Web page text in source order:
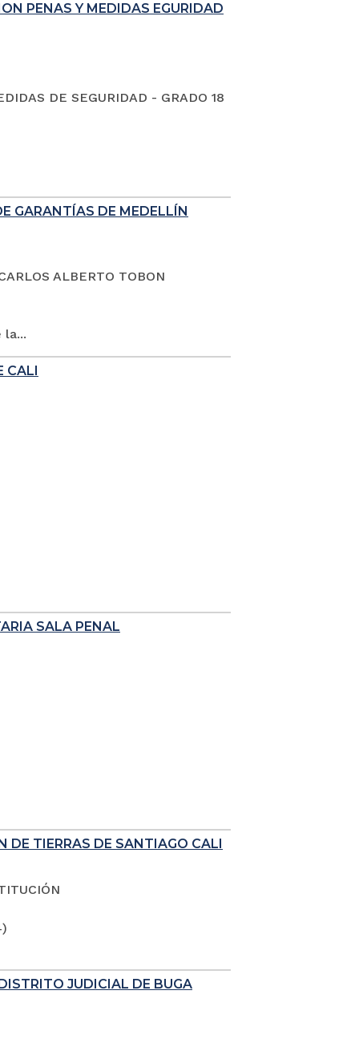
PENAS Y MEDIDAS EGURIDAD
DE SEGURIDAD - GRADO 18
GARANTÍAS DE MEDELLÍN
ALBERTO TOBON
la...
CALI
SALA PENAL
DE TIERRAS DE SANTIAGO CALI
JUDICIAL DE BUGA